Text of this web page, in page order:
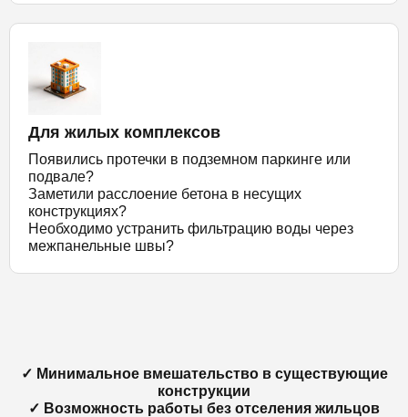
Для жилых комплексов
Появились протечки в подземном паркинге или
подвале?
Заметили расслоение бетона в несущих
конструкциях?
Необходимо устранить фильтрацию воды через
межпанельные швы?
✓ Минимальное вмешательство в существующие
конструкции
✓ Возможность работы без отселения жильцов